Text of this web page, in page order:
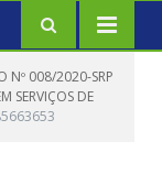
Nº 008/2020-SRP
SERVIÇOS DE